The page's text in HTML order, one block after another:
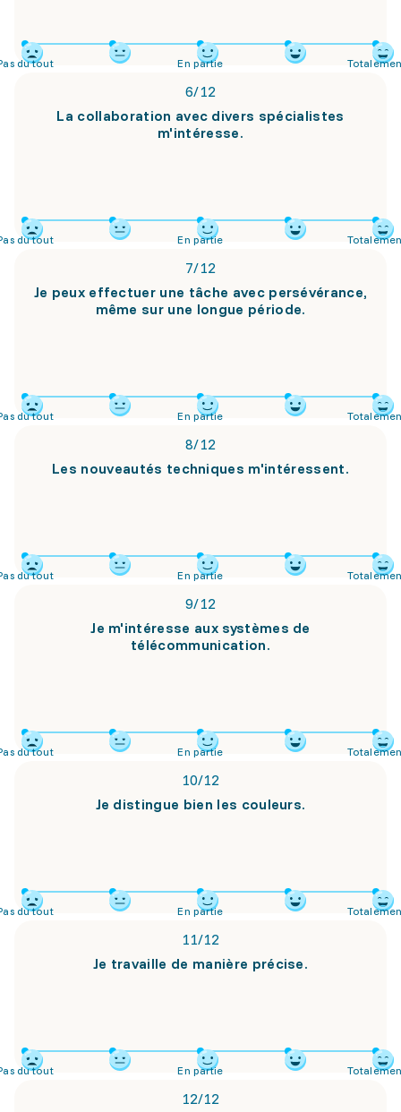
du tout En partie
6/12
La collaboration avec divers spécialistes
m'intéresse.
du tout En partie
7/12
Je peux effectuer une tâche avec persévérance,
même sur une longue période.
du tout En partie
8/12
Les nouveautés techniques m'intéressent.
du tout En partie
9/12
Je m'intéresse aux systèmes de
télécommunication.
du tout En partie
10/12
Je distingue bien les couleurs.
du tout En partie
11/12
Je travaille de manière précise.
du tout En partie
12/12